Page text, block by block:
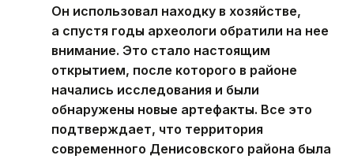
Он использовал находку в хозяйстве,
а спустя годы археологи обратили на нее
внимание. Это стало настоящим
открытием, после которого в районе
начались исследования и были
обнаружены новые артефакты. Все это
подтверждает, что территория
современного Денисовского района была